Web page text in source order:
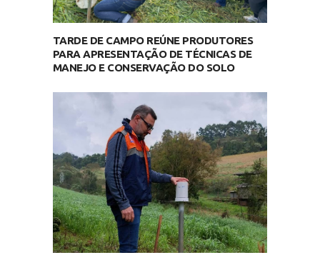
TARDE DE CAMPO REÚNE PRODUTORES
PARA APRESENTAÇÃO DE TÉCNICAS DE
MANEJO E CONSERVAÇÃO DO SOLO